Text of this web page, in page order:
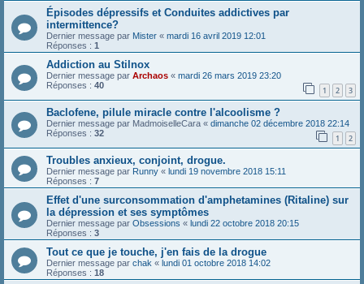
Épisodes dépressifs et Conduites addictives par
intermittence?
Dernier message par Mister « mardi 16 avril 2019 12:01
Réponses : 1
Addiction au Stilnox
Dernier message par Archaos « mardi 26 mars 2019 23:20
Réponses : 40 1 2 3
Baclofene, pilule miracle contre l'alcoolisme ?
Dernier message par MadmoiselleCara « dimanche 02 décembre 2018 22:14
Réponses : 32 1 2
Troubles anxieux, conjoint, drogue.
Dernier message par Runny « lundi 19 novembre 2018 15:11
Réponses : 7
Effet d'une surconsommation d'amphetamines (Ritaline) sur
la dépression et ses symptômes
Dernier message par Obsessions « lundi 22 octobre 2018 20:15
Réponses : 3
Tout ce que je touche, j'en fais de la drogue
Dernier message par chak « lundi 01 octobre 2018 14:02
Réponses : 18